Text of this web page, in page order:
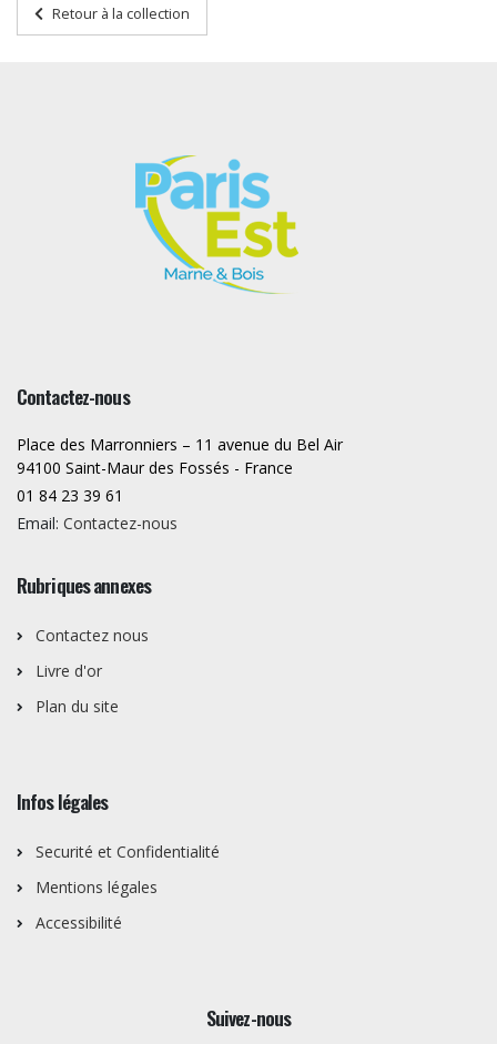
Retour à la collection
Contactez-nous
Place des Marronniers – 11 avenue du Bel Air
94100 Saint-Maur des Fossés - France
01 84 23 39 61
Email: Contactez-nous
Rubriques annexes
Contactez nous
Livre d'or
Plan du site
Infos légales
Securité et Confidentialité
Mentions légales
Accessibilité
Suivez-nous